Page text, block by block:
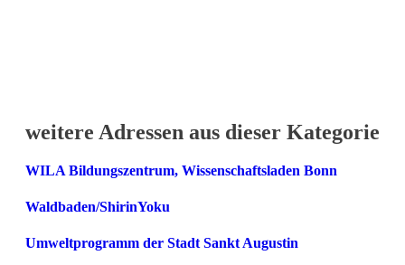
weitere Adressen aus dieser Kategorie
WILA Bildungszentrum, Wissenschaftsladen Bonn
Waldbaden/ShirinYoku
Umweltprogramm der Stadt Sankt Augustin